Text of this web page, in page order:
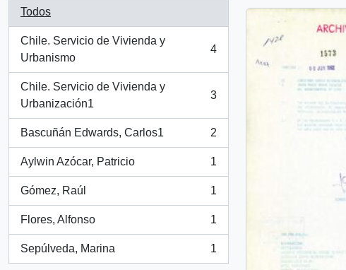
Todos
Chile. Servicio de Vivienda y
Urbanismo
, 4 resultados
4
Chile. Servicio de Vivienda y
Urbanización1
, 3 resultados
3
Bascuñán Edwards, Carlos1
, 2 resultados
2
Aylwin Azócar, Patricio
, 1 resultados
1
Gómez, Raúl
, 1 resultados
1
Flores, Alfonso
, 1 resultados
1
Sepúlveda, Marina
, 1 resultados
1